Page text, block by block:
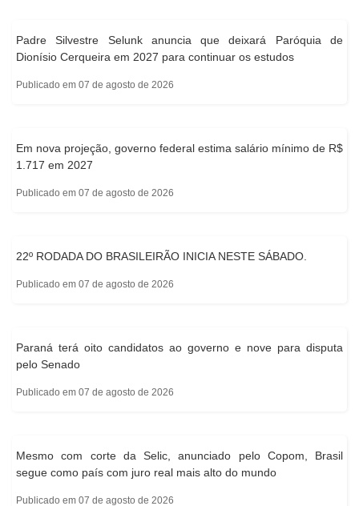
Padre Silvestre Selunk anuncia que deixará Paróquia de
Dionísio Cerqueira em 2027 para continuar os estudos
Publicado em 07 de agosto de 2026
Em nova projeção, governo federal estima salário mínimo de R$
1.717 em 2027
Publicado em 07 de agosto de 2026
22º RODADA DO BRASILEIRÃO INICIA NESTE SÁBADO.
Publicado em 07 de agosto de 2026
Paraná terá oito candidatos ao governo e nove para disputa
pelo Senado
Publicado em 07 de agosto de 2026
Mesmo com corte da Selic, anunciado pelo Copom, Brasil
segue como país com juro real mais alto do mundo
Publicado em 07 de agosto de 2026